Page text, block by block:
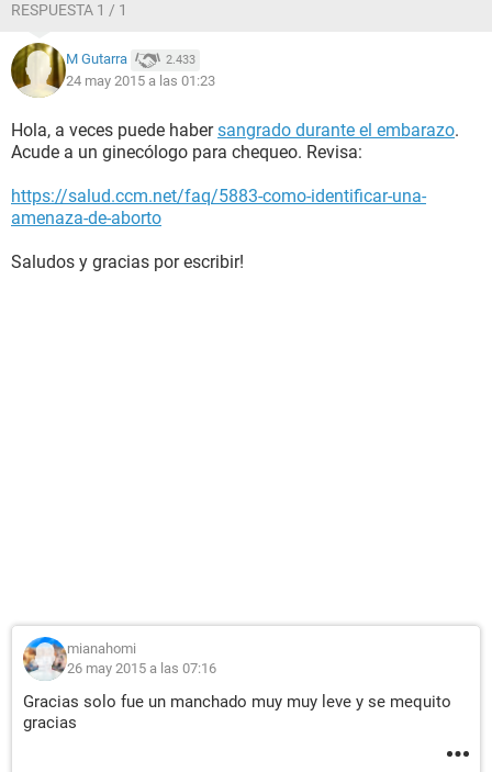
RESPUESTA 1 / 1
M Gutarra 2.433
24 may 2015 a las 01:23
Hola, a veces puede habersangrado durante el embarazo.
Acude a un ginecólogo para chequeo. Revisa:
https://salud.ccm.net/faq/5883-como-identificar-una-
amenaza-de-aborto
Saludos y gracias por escribir!
mianahomi
26 may 2015 a las 07:16
Gracias solo fue un manchado muy muy leve y se mequito
gracias